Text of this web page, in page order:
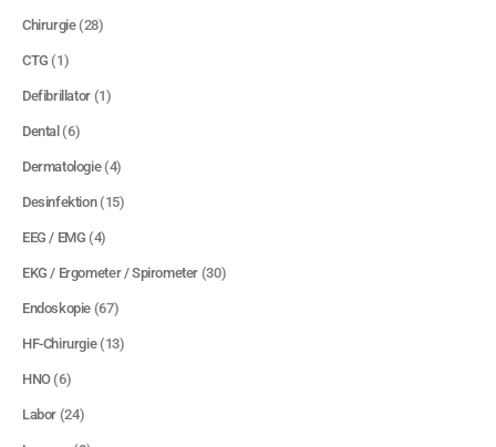
Chirurgie (28)
CTG (1)
Defibrillator (1)
Dental (6)
Dermatologie (4)
Desinfektion (15)
EEG / EMG (4)
EKG / Ergometer / Spirometer (30)
Endoskopie (67)
HF-Chirurgie (13)
HNO (6)
Labor (24)